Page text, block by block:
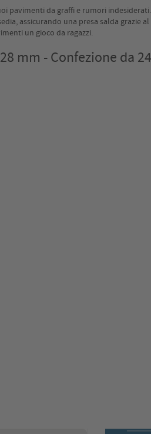
pavimenti da graffi e rumori
assicurando una presa salda grazie
un gioco da ragazzi.
mm - Confezione da